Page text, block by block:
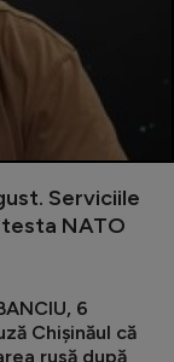
Serviciile
NATO
6
Chișinăul că
rusă după